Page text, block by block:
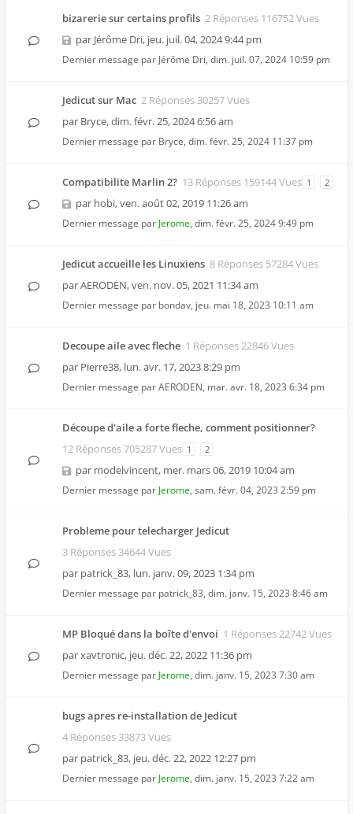
bizarerie sur certains profils 2 Réponses 116752 Vues
par Jérôme Dri, jeu. juil. 04, 2024 9:44 pm
Dernier message par Jérôme Dri, dim. juil. 07, 2024 10:59 pm
Jedicut sur Mac 2 Réponses 30257 Vues
par Bryce,dim. févr. 25, 2024 6:56 am
Dernier message par Bryce, dim. févr. 25, 2024 11:37 pm
Compatibilite Marlin 2? 13 Réponses 159144 Vues 1 2
par hobi,ven. août 02, 2019 11:26 am
Dernier message par Jerome, dim. févr. 25, 2024 9:49 pm
Jedicut accueille les Linuxiens 8 Réponses 57284 Vues
parAERODEN,ven. nov. 05, 2021 11:34 am
Dernier message par bondav, jeu. mai 18, 2023 10:11 am
Decoupe aile avec fleche 1 Réponses 22846 Vues
par Pierre38, lun. avr. 17, 2023 8:29 pm
Dernier message parAERODEN, mar. avr. 18, 2023 6:34 pm
Découpe d'aile a forte fleche, comment positionner?
12 Réponses 705287 Vues 1 2
par modelvincent, mer. mars 06, 2019 10:04 am
Dernier message par Jerome, sam. févr. 04, 2023 2:59 pm
Probleme pour telecharger Jedicut
3 Réponses 34644 Vues
par patrick_83, lun. janv. 09, 2023 1:34 pm
Dernier message par patrick_83, dim. janv. 15, 2023 8:46 am
MP Bloqué dans la boîte d'envoi 1 Réponses 22742 Vues
parxavtronic, jeu. déc. 22, 2022 11:36 pm
Dernier message par Jerome, dim. janv. 15, 2023 7:30 am
bugs apres re-installation de Jedicut
4 Réponses 33873 Vues
par patrick_83, jeu. déc. 22, 2022 12:27 pm
Dernier message par Jerome, dim. janv. 15, 2023 7:22 am